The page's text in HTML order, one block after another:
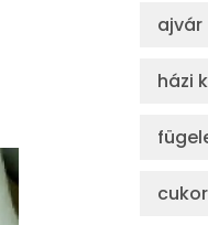
ajvár
házi